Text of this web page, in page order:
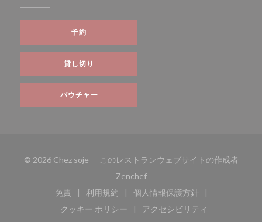
予約
貸し切り
バウチャー
© 2026 Chez soje — このレストランウェブサイトの作成者
Zenchef((新しいウィンドウで開きます))
免責
((新しいウィンドウで開きます))
利用規約
((新しいウィンドウで開きます))
個人情報保護方針
((新しいウィンドウで開
クッキー ポリシー
((新しいウィンドウで開きます))
アクセシビリティ
((新しいウィンドウで